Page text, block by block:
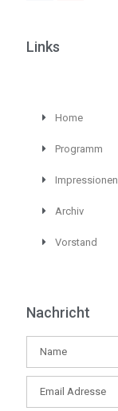
Links
Home
Programm
Impressionen
Archiv
Vorstand
Nachricht